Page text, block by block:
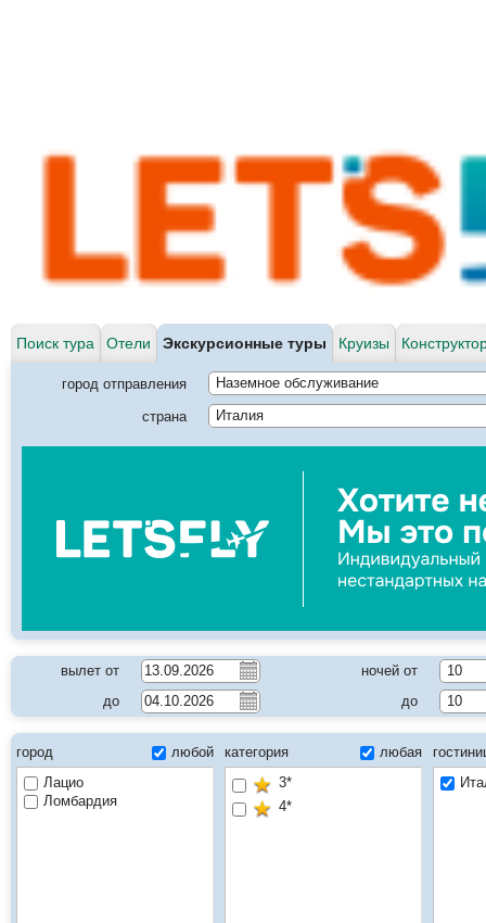
Поиск тура Отели Экскурсионные туры Круизы
город отправления
Наземное обслуживание
страна
Италия
вылет от ночей от
10
до
до 10
город
любой
Лацио
Ломбардия
категория
любая
3*
4*